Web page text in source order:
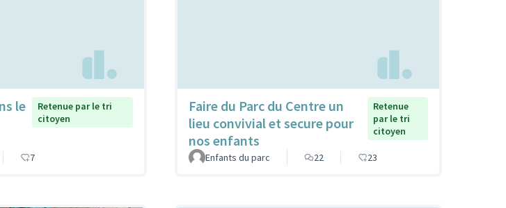
le
Retenue par le tri
citoyen
7
Faire du Parc du Centre un
lieu convivial et secure pour
nos enfants
Retenue
par le tri
citoyen
Enfants du parc 22 23